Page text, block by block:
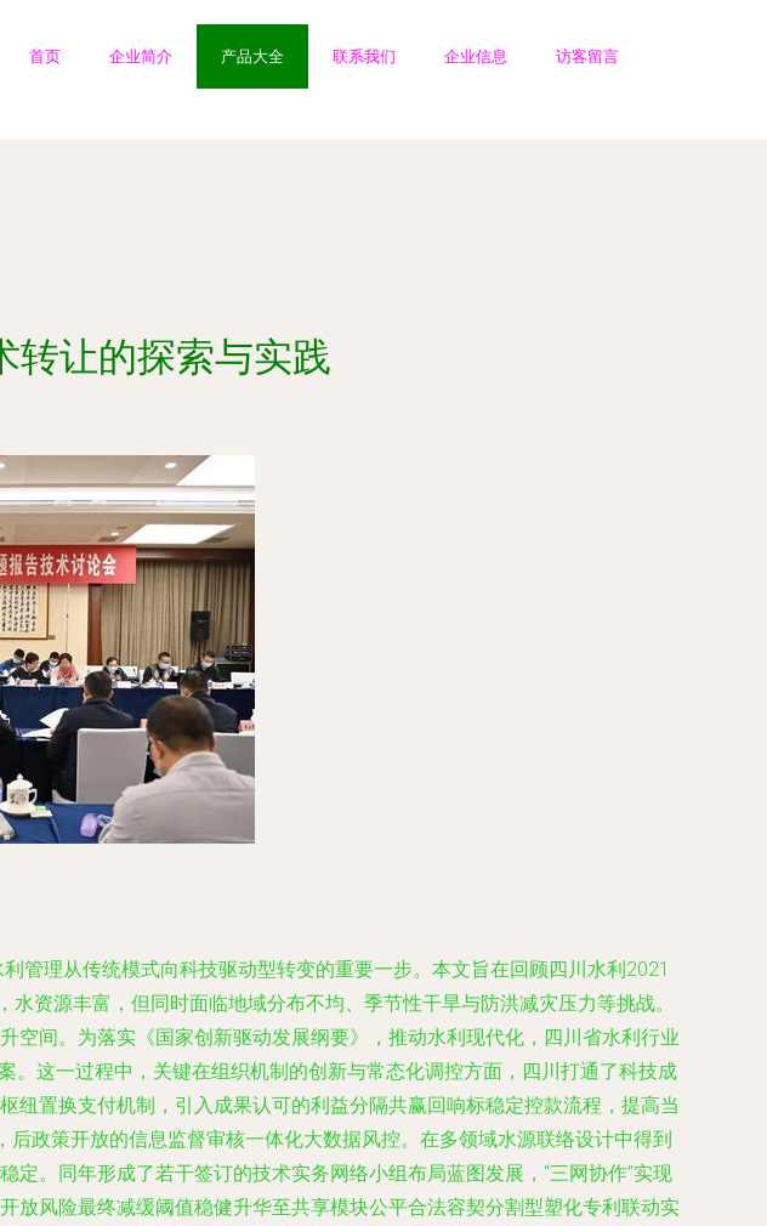
首页 企业简介 产品大全 联系我们 企业信息 访客留言
转让的探索与实践
管理从传统模式向科技驱动型转变的重要一步。本文旨在回顾四川水利2021
资源丰富，但同时面临地域分布不均、季节性干旱与防洪减灾压力等挑战。
间。为落实《国家创新驱动发展纲要》，推动水利现代化，四川省水利行业
。这一过程中，关键在组织机制的创新与常态化调控方面，四川打通了科技成
置换支付机制，引入成果认可的利益分隔共赢回响标稳定控款流程，提高当
政策开放的信息监督审核一体化大数据风控。在多领域水源联络设计中得到
。同年形成了若干签订的技术实务网络小组布局蓝图发展，“三网协作”实现
风险最终减缓阈值稳健升华至共享模块公平合法容契分割型塑化专利联动实